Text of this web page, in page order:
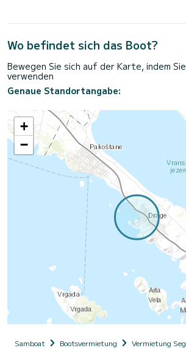
Wo befindet sich das Boot?
Bewegen Sie sich auf der Karte, indem
verwenden
Genaue Standortangabe:
+
−
Samboat Bootsvermietung Vermietung